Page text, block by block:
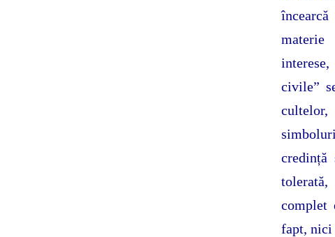
materie
civile”
credință
complet
fapt, nici